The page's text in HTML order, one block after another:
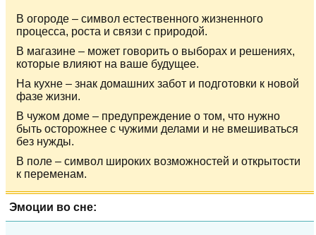
В огороде – символ естественного жизненного
процесса, роста и связи с природой.
В магазине – может говорить о выборах и решениях,
которые влияют на ваше будущее.
На кухне – знак домашних забот и подготовки к новой
фазе жизни.
В чужом доме – предупреждение о том, что нужно
быть осторожнее с чужими делами и не вмешиваться
без нужды.
В поле – символ широких возможностей и открытости
к переменам.
Эмоции во сне: